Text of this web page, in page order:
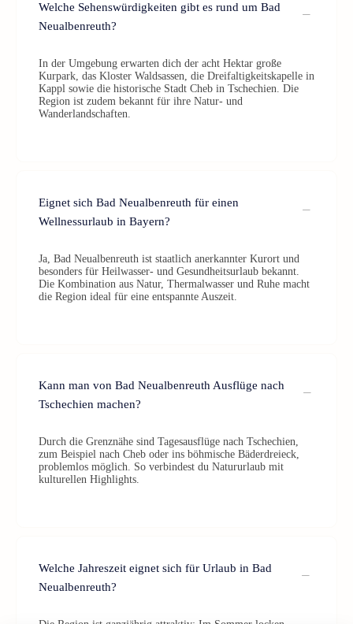
Welche Sehenswürdigkeiten gibt es rund um Bad
Neualbenreuth?
In der Umgebung erwarten dich der acht Hektar große
Kurpark, das Kloster Waldsassen, die Dreifaltigkeitskapelle in
Kappl sowie die historische Stadt Cheb in Tschechien. Die
Region ist zudem bekannt für ihre Natur- und
Wanderlandschaften.
Eignet sich Bad Neualbenreuth für einen
Wellnessurlaub in Bayern?
Ja, Bad Neualbenreuth ist staatlich anerkannter Kurort und
besonders für Heilwasser- und Gesundheitsurlaub bekannt.
Die Kombination aus Natur, Thermalwasser und Ruhe macht
die Region ideal für eine entspannte Auszeit.
Kann man von Bad Neualbenreuth Ausflüge nach
Tschechien machen?
Durch die Grenznähe sind Tagesausflüge nach Tschechien,
zum Beispiel nach Cheb oder ins böhmische Bäderdreieck,
problemlos möglich. So verbindest du Natururlaub mit
kulturellen Highlights.
Welche Jahreszeit eignet sich für Urlaub in Bad
Neualbenreuth?